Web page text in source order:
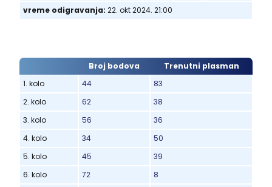
vreme odigravanja: 22. okt 2024. 21:00
Broj bodova
Trenutni plasman
1. kolo
44
83
2. kolo
62
38
3. kolo
56
36
4. kolo
34
50
5. kolo
45
39
6. kolo
72
8